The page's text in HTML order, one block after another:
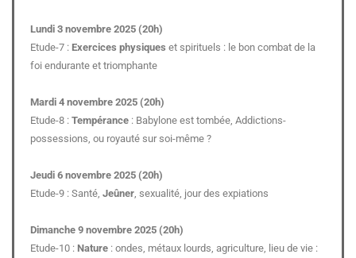
Lundi 3 novembre 2025 (20h)
Etude-7 : Exercices physiques et spirituels : le bon combat de la
foi endurante et triomphante
Mardi 4 novembre 2025 (20h)
Etude-8 : Tempérance : Babylone est tombée, Addictions-
possessions, ou royauté sur soi-même ?
Jeudi 6 novembre 2025 (20h)
Etude-9 : Santé, Jeûner , sexualité, jour des expiations
Dimanche 9 novembre 2025 (20h)
Etude-10 : Nature : ondes, métaux lourds, agriculture, lieu de vie :